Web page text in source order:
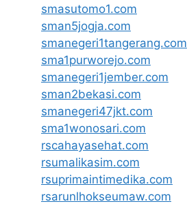
smasutomo1.com
sman5jogja.com
smanegeri1tangerang.com
sma1purworejo.com
smanegeri1jember.com
sman2bekasi.com
smanegeri47jkt.com
sma1wonosari.com
rscahayasehat.com
rsumalikasim.com
rsuprimaintimedika.com
rsarunlhokseumaw.com